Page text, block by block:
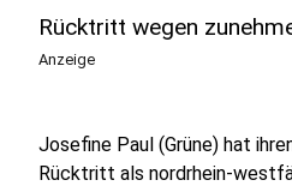
Rücktritt wegen
Anzeige
Josefine Paul (Grüne) hat
Rücktritt als nordrhein-